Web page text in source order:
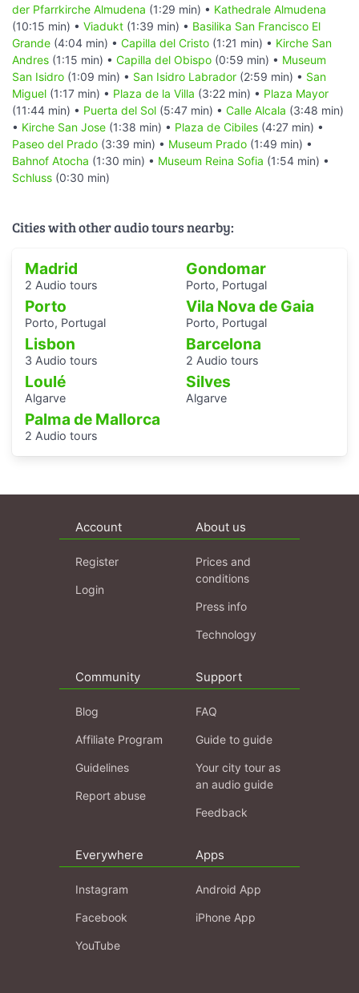
der Pfarrkirche Almudena (1:29 min) • Kathedrale Almudena
(10:15 min) • Viadukt (1:39 min) • Basilika San Francisco El
Grande (4:04 min) • Capilla del Cristo (1:21 min) • Kirche San
Andres (1:15 min) • Capilla del Obispo (0:59 min) • Museum
San Isidro (1:09 min) • San Isidro Labrador (2:59 min) • San
Miguel (1:17 min) • Plaza de la Villa (3:22 min) • Plaza Mayor
(11:44 min) • Puerta del Sol (5:47 min) • Calle Alcala (3:48 min)
• Kirche San Jose (1:38 min) • Plaza de Cibiles (4:27 min) •
Paseo del Prado (3:39 min) • Museum Prado (1:49 min) •
Bahnof Atocha (1:30 min) • Museum Reina Sofia (1:54 min) •
Schluss (0:30 min)
Cities with other audio tours nearby:
Madrid
2 Audio tours
Gondomar
Porto, Portugal
Porto
Porto, Portugal
Vila Nova de Gaia
Porto, Portugal
Lisbon
3 Audio tours
Barcelona
2 Audio tours
Loulé
Algarve
Silves
Algarve
Palma de Mallorca
2 Audio tours
Account
Register
Login
About us
Prices and
conditions
Press info
Technology
Community
Blog
Affiliate Program
Guidelines
Report abuse
Support
FAQ
Guide to guide
Your city tour as
an audio guide
Feedback
Everywhere
Instagram
Facebook
YouTube
Apps
Android App
iPhone App